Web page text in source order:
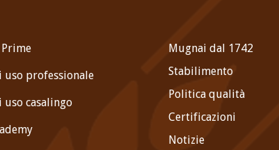
uso professionale
uso casalingo
Mugnai dal 1742
Stabilimento
Politica qualità
Certificazioni
Notizie